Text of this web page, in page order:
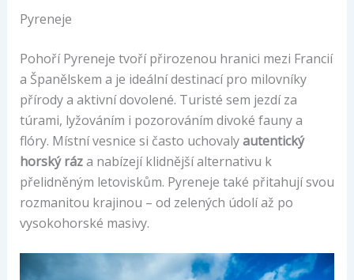
Pyreneje
Pohoří Pyreneje tvoří přirozenou hranici mezi Francií
a Španělskem a je ideální destinací pro milovníky
přírody a aktivní dovolené. Turisté sem jezdí za
túrami, lyžováním i pozorováním divoké fauny a
flóry. Místní vesnice si často uchovalyautentický
horský ráza nabízejí klidnější alternativu k
přelidněným letoviskům. Pyreneje také přitahují svou
rozmanitou krajinou – od zelených údolí až po
vysokohorské masivy.